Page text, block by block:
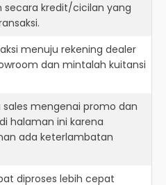
kredit/cicilan yang
menuju rekening dealer
dan mintalah kuitansi
mengenai promo dan
halaman ini karena
ada keterlambatan
diproses lebih cepat